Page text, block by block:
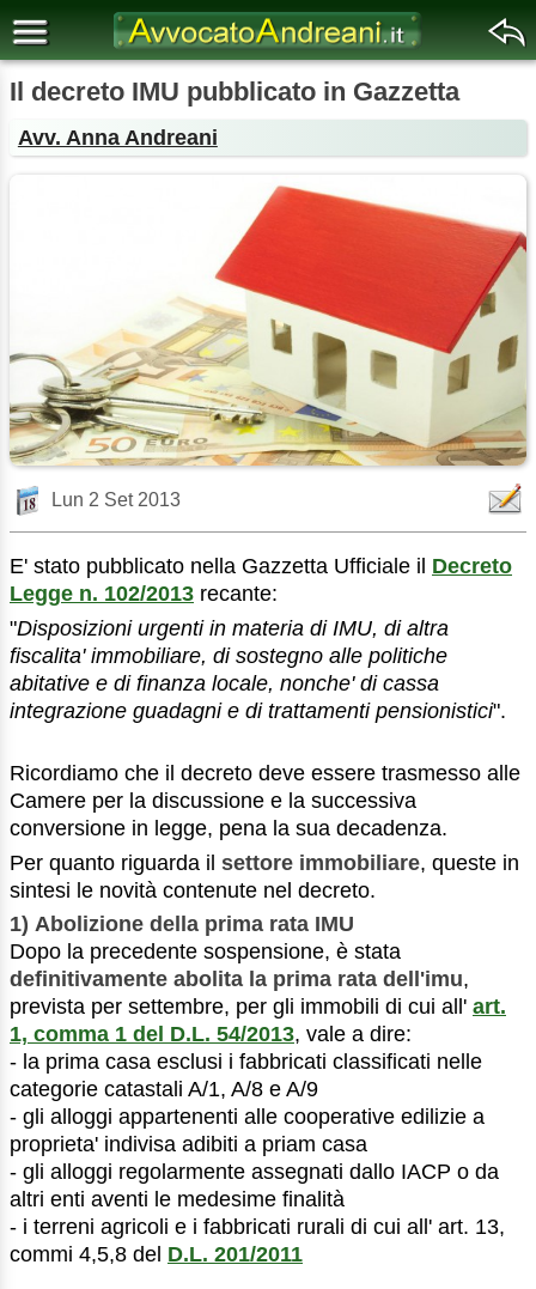
Il decreto IMU pubblicato in Gazzetta
Avv. Anna Andreani
Lun 2 Set 2013
E' stato pubblicato nella Gazzetta Ufficiale il Decreto
Legge n. 102/2013 recante:
"Disposizioni urgenti in materia di IMU, di altra
fiscalita' immobiliare, di sostegno alle politiche
abitative e di finanza locale, nonche' di cassa
integrazione guadagni e di trattamenti pensionistici".
Ricordiamo che il decreto deve essere trasmesso alle
Camere per la discussione e la successiva
conversione in legge, pena la sua decadenza.
Per quanto riguarda il settore immobiliare, queste in
sintesi le novità contenute nel decreto.
1) Abolizione della prima rata IMU
Dopo la precedente sospensione, è stata
definitivamente abolita la prima rata dell'imu,
prevista per settembre, per gli immobili di cui all' art.
1, comma 1 del D.L. 54/2013, vale a dire:
- la prima casa esclusi i fabbricati classificati nelle
categorie catastali A/1, A/8 e A/9
- gli alloggi appartenenti alle cooperative edilizie a
proprieta' indivisa adibiti a priam casa
- gli alloggi regolarmente assegnati dallo IACP o da
altri enti aventi le medesime finalità
- i terreni agricoli e i fabbricati rurali di cui all' art. 13,
commi 4,5,8 del D.L. 201/2011